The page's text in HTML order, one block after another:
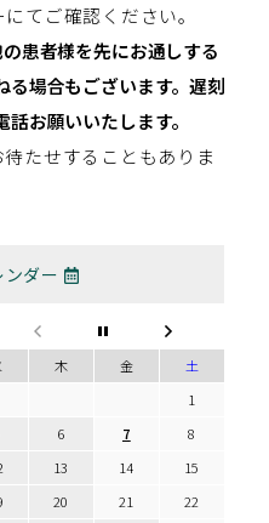
てご確認ください。
患者様を先にお通しする
る場合もございます。遅刻
お願いいたします。
たせすることもありま
ダー
木 金
土
1
6 7
8
13 14
15
20 21
22